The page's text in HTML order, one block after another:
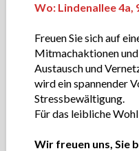
Wo: Lindenallee 4a,
Freuen Sie sich auf
Mitmachaktionen
Austausch und
wird ein spannender
Stressbewältigung.
Für das leibliche
Wir freuen uns, Sie